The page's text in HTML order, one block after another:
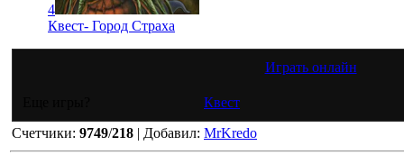
4
Квест- Город Страха
Играть онлайн
Квест
Счетчики: 9749/218 | Добавил: MrKredo